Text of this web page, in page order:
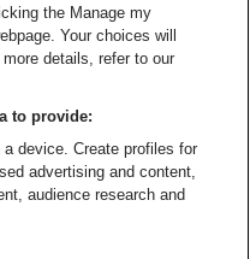
website van Het logo van
Ga naar de website
Ga naar de
Ga naar
deel van be•at
Antwerpen
- RPR Antwerpen
2200 4925 0067 - BIC:
the Manage my
Your choices will
details, refer to our
to provide:
device. Create profiles for
advertising and content,
audience research and